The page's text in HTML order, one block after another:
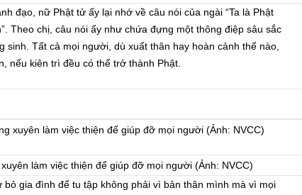
đạo, nữ Phật tử ấy lại nhớ về câu nói của ngài “Ta là Phật
Theo chị, câu nói ấy như chứa đựng một thông điệp sâu sắc
sinh. Tất cả mọi người, dù xuất thân hay hoàn cảnh thế nào,
nếu kiên trì đều có thể trở thành Phật.
làm việc thiện để giúp đỡ mọi người (Ảnh: NVCC)
gia đình để tu tập không phải vì bản thân mình mà vì mọi